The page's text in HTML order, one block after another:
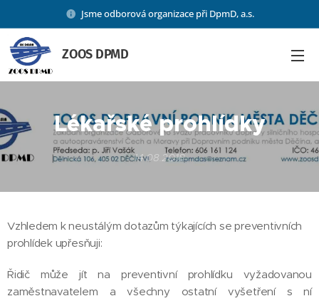
Jsme odborová organizace při DpmD, a.s.
ZOOS DPMD
Lékařské prohlídky
14.08.2018
Vzhledem k neustálým dotazům týkajících se preventivních
prohlídek upřesňuji:
Řidič může jít na preventivní prohlídku vyžadovanou
zaměstnavatelem a všechny ostatní vyšetření s ní